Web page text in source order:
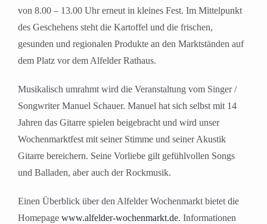
von 8.00 – 13.00 Uhr erneut in kleines Fest. Im Mittelpunkt
des Geschehens steht die Kartoffel und die frischen,
gesunden und regionalen Produkte an den Marktständen auf
dem Platz vor dem Alfelder Rathaus.
Musikalisch umrahmt wird die Veranstaltung vom Singer /
Songwriter Manuel Schauer. Manuel hat sich selbst mit 14
Jahren das Gitarre spielen beigebracht und wird unser
Wochenmarktfest mit seiner Stimme und seiner Akustik
Gitarre bereichern. Seine Vorliebe gilt gefühlvollen Songs
und Balladen, aber auch der Rockmusik.
Einen Überblick über den Alfelder Wochenmarkt bietet die
Homepage www.alfelder-wochenmarkt.de. Informationen